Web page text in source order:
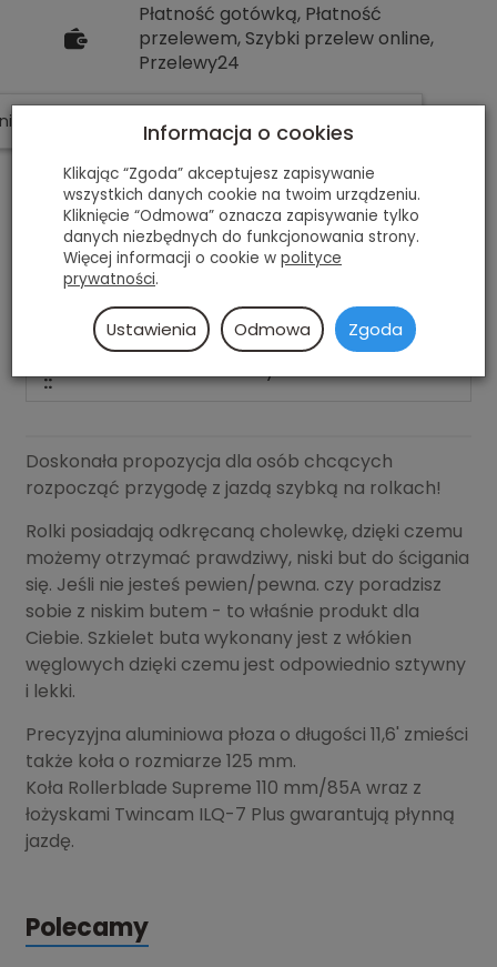
Płatność gotówką, Płatność
przelewem, Szybki przelew online,
Przelewy24
wentylowany
Płoza:
11,6', Extruded Aluminium,
max125
Zapięcie:
górna klamra, klamra 45* na
podbiciu, sznurowadła
Łożyska:
Supreme 110/85A
Przeznaczenie
::
Jazda szybka
Doskonała propozycja dla osób chcących
rozpocząć przygodę z jazdą szybką na rolkach!
Rolki posiadają odkręcaną cholewkę, dzięki czemu
możemy otrzymać prawdziwy, niski but do ścigania
się. Jeśli nie jesteś pewien/pewna. czy poradzisz
sobie z niskim butem - to właśnie produkt dla
Ciebie. Szkielet buta wykonany jest z włókien
węglowych dzięki czemu jest odpowiednio sztywny
i lekki.
Precyzyjna aluminiowa płoza o długości 11,6' zmieści
także koła o rozmiarze 125 mm.
Koła Rollerblade Supreme 110 mm/85A wraz z
łożyskami Twincam ILQ-7 Plus gwarantują płynną
jazdę.
Polecamy
W ostatnich 7 dniach produktem interesuje się
Informacja o cookies
Klikając “Zgoda” akceptujesz zapisywanie
wszystkich danych cookie na twoim urządzeniu.
Kliknięcie “Odmowa” oznacza zapisywanie tylko
danych niezbędnych do funkcjonowania strony.
Więcej informacji o cookie w polityce
prywatności.
Ustawienia Odmowa Zgoda